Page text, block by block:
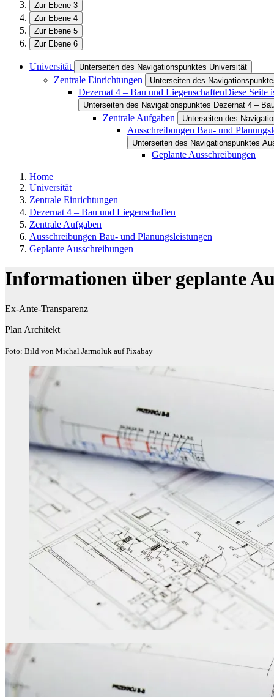
Zur Ebene 3
Zur Ebene 4
Zur Ebene 5
Zur Ebene 6
Universität Unterseiten des Navigationspunktes Universität
Zentrale Einrichtungen Unterseiten des
Dezernat 4 – Bau und LiegenschaftenDiese Seite
Unterseiten des Navigationspunktes Dezernat 4 –
Zentrale Aufgaben Unterseiten des
Ausschreibungen Bau- und
Unterseiten des Navigationspunktes
Geplante Ausschreibungen
Home
Universität
Zentrale Einrichtungen
Dezernat 4 – Bau und Liegenschaften
Zentrale Aufgaben
Ausschreibungen Bau- und Planungsleistungen
Geplante Ausschreibungen
Informationen über geplante
Ex-Ante-Transparenz
Plan Architekt
Foto: Bild von Michal Jarmoluk auf Pixabay